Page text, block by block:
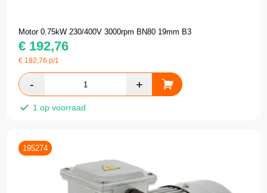
Motor 0.75kW 230/400V 3000rpm BN80 19mm B3
€ 192,76
€ 192,76 p/1
1 op voorraad
195274